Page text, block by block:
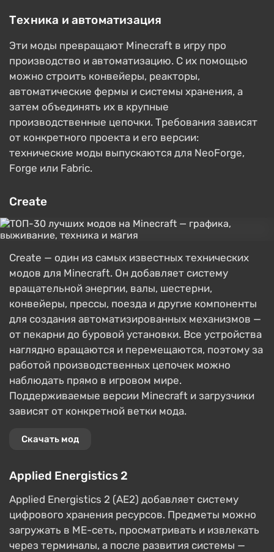
Техника и автоматизация
Эти моды превращают Minecraft в игру про
производство и автоматизацию. С их помощью
можно строить конвейеры, реакторы,
автоматические фермы и системы хранения, а
затем объединять их в крупные
производственные цепочки. Требования зависят
от конкретного проекта и его версии:
технические моды выпускаются для NeoForge,
Forge или Fabric.
Create
Create — один из самых известных технических
модов для Minecraft. Он добавляет систему
вращательной энергии, валы, шестерни,
конвейеры, прессы, поезда и другие компоненты
для создания автоматизированных механизмов —
от пекарни до буровой установки. Все устройства
наглядно вращаются и перемещаются, поэтому за
работой производственных цепочек можно
наблюдать прямо в игровом мире.
Поддерживаемые версии Minecraft и загрузчики
зависят от конкретной ветки мода.
Скачать мод
Applied Energistics 2
Applied Energistics 2 (AE2) добавляет систему
цифрового хранения ресурсов. Предметы можно
загружать в ME-сеть, просматривать и извлекать
через терминалы, а после развития системы —